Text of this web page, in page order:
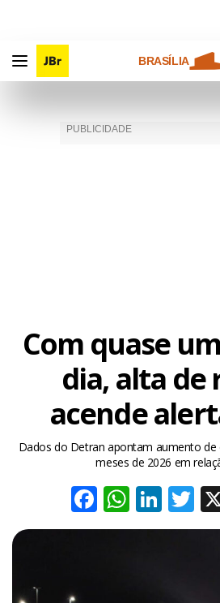
BRASÍLIA
Com quase
dia, alta de
acende
Dados do Detran apontam aumento de
meses de 2026 em
Facebook